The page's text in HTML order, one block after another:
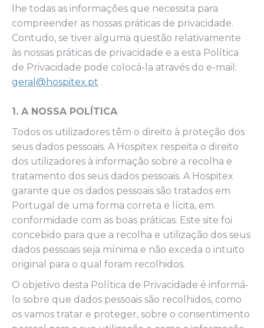
lhe todas as informações que necessita para
compreender as nossas práticas de privacidade.
Contudo, se tiver alguma questão relativamente
às nossas práticas de privacidade e a esta Política
de Privacidade pode colocá-la através do e-mail:
geral@hospitex.pt .
1. A NOSSA POLÍTICA
Todos os utilizadores têm o direito à proteção dos
seus dados pessoais. A Hospitex respeita o direito
dos utilizadores à informação sobre a recolha e
tratamento dos seus dados pessoais. A Hospitex
garante que os dados pessoais são tratados em
Portugal de uma forma correta e lícita, em
conformidade com as boas práticas. Este site foi
concebido para que a recolha e utilização dos seus
dados pessoais seja mínima e não exceda o intuito
original para o qual foram recolhidos.
O objetivo desta Política de Privacidade é informá-
lo sobre que dados pessoais são recolhidos, como
os vamos tratar e proteger, sobre o consentimento